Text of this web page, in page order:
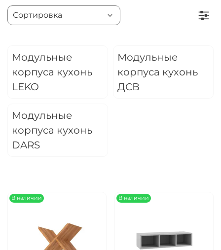
Модульные
корпуса кухонь
LEKO
Модульные
корпуса кухонь
ДСВ
Модульные
корпуса кухонь
DARS
В наличии В наличии
в корзину
Получайте товар
выбранный способом
списываться с вашей карты
по
Подробнее